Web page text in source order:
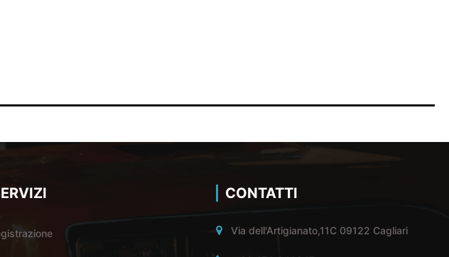
CONTATTI
Via dell'Artigianato,11C 09122 Cagliari